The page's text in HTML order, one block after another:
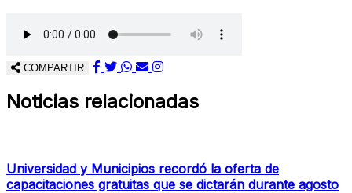
COMPARTIR
Noticias relacionadas
Universidad y Municipios recordó la oferta de
capacitaciones gratuitas que se dictarán durante agosto